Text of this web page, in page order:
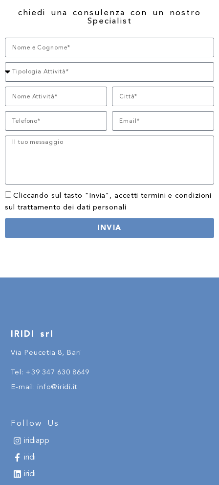
chiedi una consulenza con un nostro
Specialist
Cliccando sul tasto "Invia", accetti termini e condizioni
sul trattamento dei dati personali
INVIA
IRIDI srl
Via Peucetia 8, Bari
Tel: +39347 630 8649
E-mail: info@iridi.it
Follow Us
iridiapp
iridi
iridi